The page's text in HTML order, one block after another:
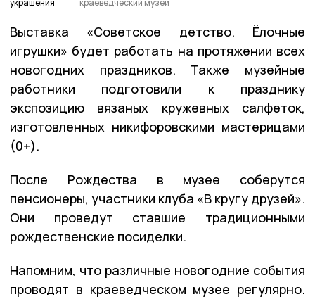
украшения
краеведческий музей
Выставка «Советское детство. Ёлочные
игрушки» будет работать на протяжении всех
новогодних праздников. Также музейные
работники подготовили к празднику
экспозицию вязаных кружевных салфеток,
изготовленных никифоровскими мастерицами
(0+).
После Рождества в музее соберутся
пенсионеры, участники клуба «В кругу друзей».
Они проведут ставшие традиционными
рождественские посиделки.
Напомним, что различные новогодние события
проводят в краеведческом музее регулярно.